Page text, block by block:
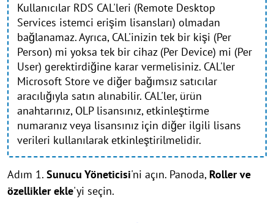
Kullanıcılar RDS CAL'leri (Remote Desktop
Services istemci erişim lisansları) olmadan
bağlanamaz. Ayrıca, CAL'inizin tek bir kişi (Per
Person) mi yoksa tek bir cihaz (Per Device) mi (Per
User) gerektirdiğine karar vermelisiniz. CAL'ler
Microsoft Store ve diğer bağımsız satıcılar
aracılığıyla satın alınabilir. CAL'ler, ürün
anahtarınız, OLP lisansınız, etkinleştirme
numaranız veya lisansınız için diğer ilgili lisans
verileri kullanılarak etkinleştirilmelidir.
Adım 1. Sunucu Yöneticisi'ni açın. Panoda, Roller ve
özellikler ekle'yi seçin.